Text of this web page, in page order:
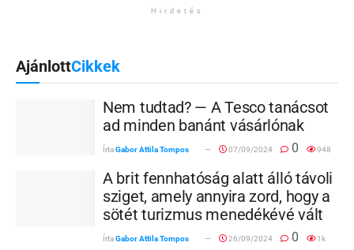
Hirdetés
AjánlottCikkek
Nem tudtad? — A Tesco tanácsot
ad minden banánt vásárlónak
ÍrtaGabor Attila Tompos 07/09/2024 0 948
A brit fennhatóság alatt álló távoli
sziget, amely annyira zord, hogy a
sötét turizmus menedékévé vált
ÍrtaGabor Attila Tompos 26/09/2024 0 1k